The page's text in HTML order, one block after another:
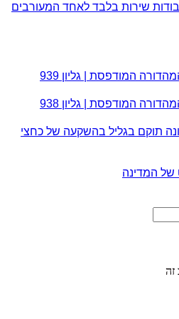
שירות בלבד לאחד המעורבים
המודפסת | גליון 939
המודפסת | גליון 938
תוקם בגליל בהשקעה של כחצי
של המדינה
זה